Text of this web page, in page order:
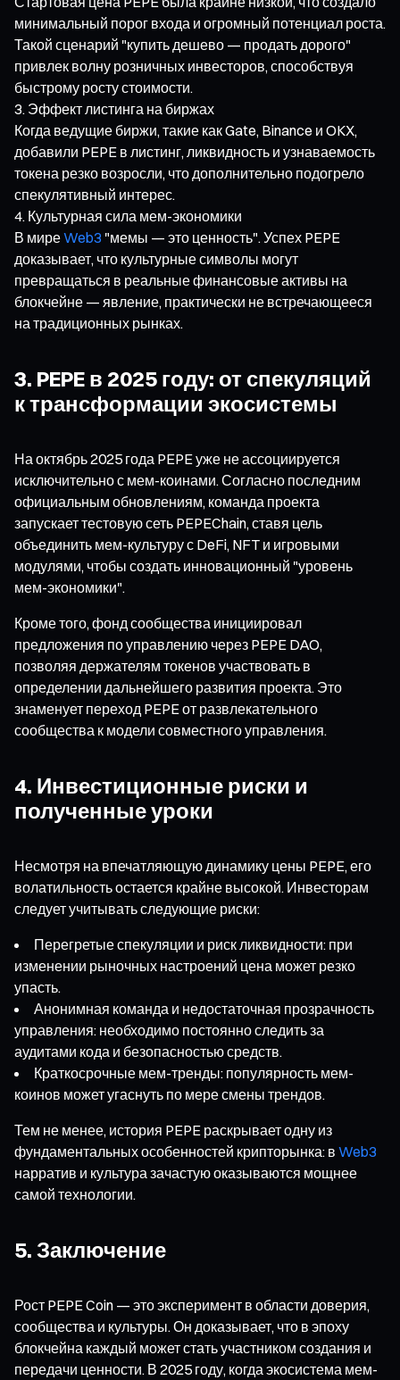
минимальный порог входа и огромный потенциал роста.
Такой сценарий "купить дешево — продать дорого"
привлек волну розничных инвесторов, способствуя
быстрому росту стоимости.
Эффект листинга на биржах
Когда ведущие биржи, такие как Gate, Binance и OKX,
добавили PEPE в листинг, ликвидность и узнаваемость
токена резко возросли, что дополнительно подогрело
спекулятивный интерес.
Культурная сила мем-экономики
В миреWeb3 "мемы — это ценность". Успех PEPE
доказывает, что культурные символы могут
превращаться в реальные финансовые активы на
блокчейне — явление, практически не встречающееся
на традиционных рынках.
3. PEPE в 2025 году: от спекуляций
к трансформации экосистемы
На октябрь 2025 года PEPE уже не ассоциируется
исключительно с мем-коинами. Согласно последним
официальным обновлениям, команда проекта
запускает тестовую сеть PEPEChain, ставя цель
объединить мем-культуру с DeFi, NFT и игровыми
модулями, чтобы создать инновационный "уровень
мем-экономики".
Кроме того, фонд сообщества инициировал
предложения по управлению через PEPE DAO,
позволяя держателям токенов участвовать в
определении дальнейшего развития проекта. Это
знаменует переход PEPE от развлекательного
сообщества к модели совместного управления.
4. Инвестиционные риски и
полученные уроки
Несмотря на впечатляющую динамику цены PEPE, его
волатильность остается крайне высокой. Инвесторам
следует учитывать следующие риски:
Перегретые спекуляции и риск ликвидности: при
изменении рыночных настроений цена может резко
упасть.
Анонимная команда и недостаточная прозрачность
управления: необходимо постоянно следить за
аудитами кода и безопасностью средств.
Краткосрочные мем-тренды: популярность мем-
коинов может угаснуть по мере смены трендов.
Тем не менее, история PEPE раскрывает одну из
фундаментальных особенностей крипторынка: в Web3
нарратив и культура зачастую оказываются мощнее
самой технологии.
5. Заключение
Рост PEPE Coin — это эксперимент в области доверия,
сообщества и культуры. Он доказывает, что в эпоху
блокчейна каждый может стать участником создания и
передачи ценности. В 2025 году, когда экосистема мем-